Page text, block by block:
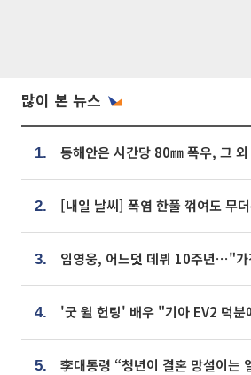
많이 본 뉴스
1.
2.
3.
4.
5.